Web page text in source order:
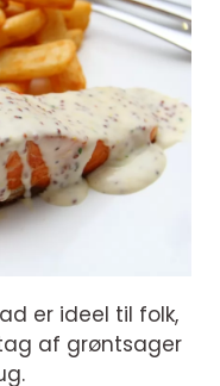
er ideel til folk,
af grøntsager